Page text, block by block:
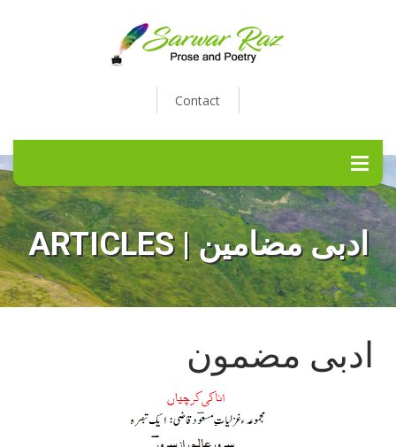
Contact
ARTICLES | ادبی مضامین
ادبی مضمون